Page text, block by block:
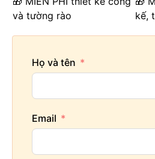
và tường rào
kế,
Họ và tên
Email